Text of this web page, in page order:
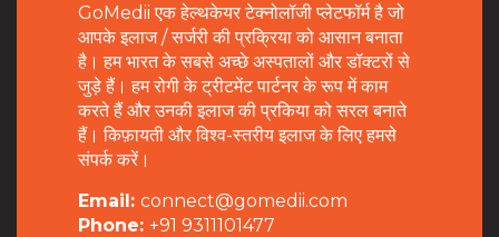
GoMedii एक हेल्थकेयर टेक्नोलॉजी प्लेटफॉर्म है जो
आपके इलाज / सर्जरी की प्रक्रिया को आसान बनाता
है। हम भारत के सबसे अच्छे अस्पतालों और डॉक्टरों से
जुड़े हैं। हम रोगी के ट्रीटमेंट पार्टनर के रूप में काम
करते हैं और उनकी इलाज की प्रकिया को सरल बनाते
हैं। किफ़ायती और विश्व-स्तरीय इलाज के लिए हमसे
संपर्क करें।
Email: connect@gomedii.com
Phone: +91 9311101477